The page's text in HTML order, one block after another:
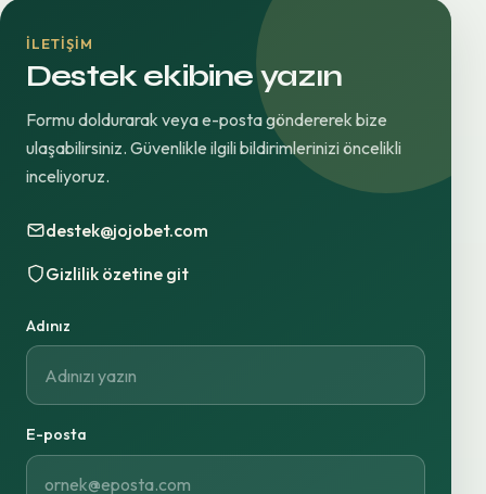
İLETIŞIM
Destek ekibine yazın
Formu doldurarak veya e-posta göndererek bize
ulaşabilirsiniz. Güvenlikle ilgili bildirimlerinizi öncelikli
inceliyoruz.
destek@jojobet.com
Gizlilik özetine git
Adınız
E-posta